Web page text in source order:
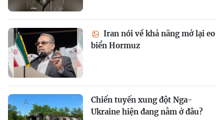
Iran nói về khả năng mở lại eo
biển Hormuz
Chiến tuyến xung đột Nga-
Ukraine hiện đang nằm ở đâu?